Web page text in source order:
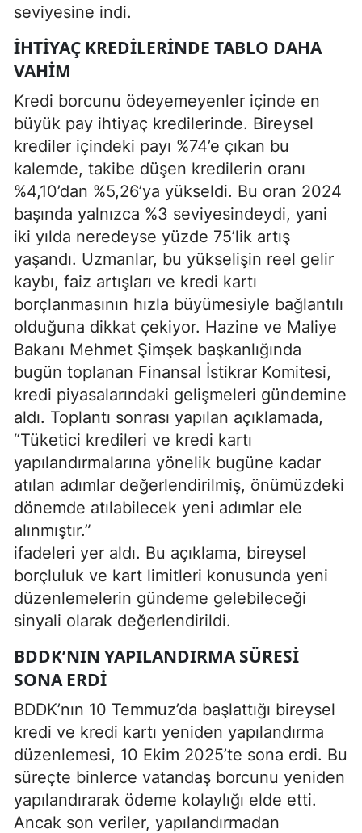
seviyesine indi.
İHTIYAÇ KREDILERINDE TABLO DAHA
VAHIM
Kredi borcunu ödeyemeyenler içinde en
büyük pay ihtiyaç kredilerinde. Bireysel
krediler içindeki payı %74’e çıkan bu
kalemde, takibe düşen kredilerin oranı
%4,10’dan %5,26’ya yükseldi. Bu oran 2024
başında yalnızca %3 seviyesindeydi, yani
iki yılda neredeyse yüzde 75’lik artış
yaşandı. Uzmanlar, bu yükselişin reel gelir
kaybı, faiz artışları ve kredi kartı
borçlanmasının hızla büyümesiyle bağlantılı
olduğuna dikkat çekiyor. Hazine ve Maliye
Bakanı Mehmet Şimşek başkanlığında
bugün toplanan Finansal İstikrar Komitesi,
kredi piyasalarındaki gelişmeleri gündemine
aldı. Toplantı sonrası yapılan açıklamada,
“Tüketici kredileri ve kredi kartı
yapılandırmalarına yönelik bugüne kadar
atılan adımlar değerlendirilmiş, önümüzdeki
dönemde atılabilecek yeni adımlar ele
alınmıştır.”
ifadeleri yer aldı. Bu açıklama, bireysel
borçluluk ve kart limitleri konusunda yeni
düzenlemelerin gündeme gelebileceği
sinyali olarak değerlendirildi.
BDDK’NIN YAPILANDIRMA SÜRESI
SONA ERDI
BDDK’nın 10 Temmuz’da başlattığı bireysel
kredi ve kredi kartı yeniden yapılandırma
düzenlemesi, 10 Ekim 2025’te sona erdi. Bu
süreçte binlerce vatandaş borcunu yeniden
yapılandırarak ödeme kolaylığı elde etti.
Ancak son veriler, yapılandırmadan